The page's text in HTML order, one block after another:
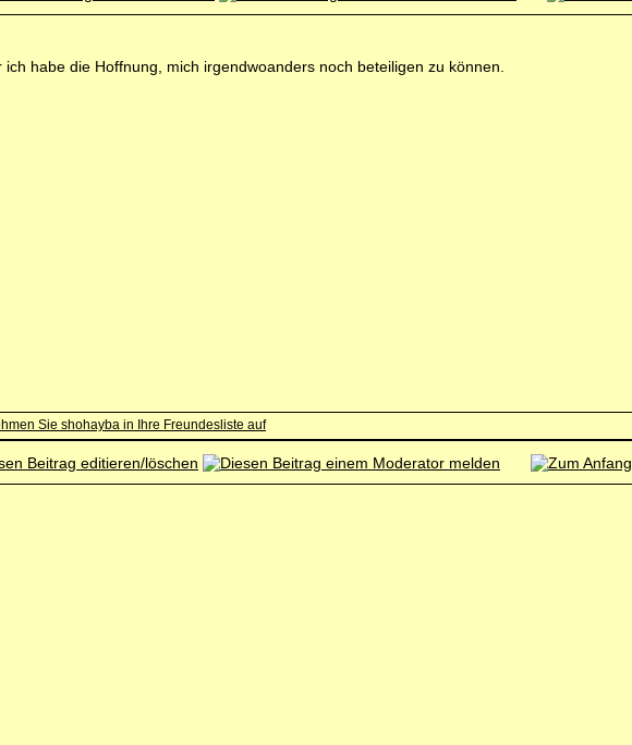
habe die Hoffnung, mich irgendwoanders noch beteiligen zu können.